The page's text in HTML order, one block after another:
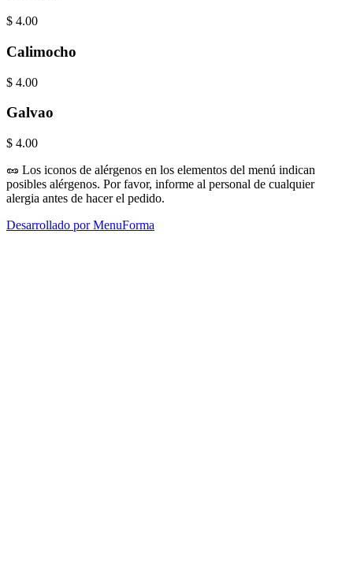
$ 4.00
Calimocho
$ 4.00
Galvao
$ 4.00
🥜 Los iconos de alérgenos en los elementos del menú indican
posibles alérgenos. Por favor, informe al personal de cualquier
alergia antes de hacer el pedido.
Desarrollado por MenuForma